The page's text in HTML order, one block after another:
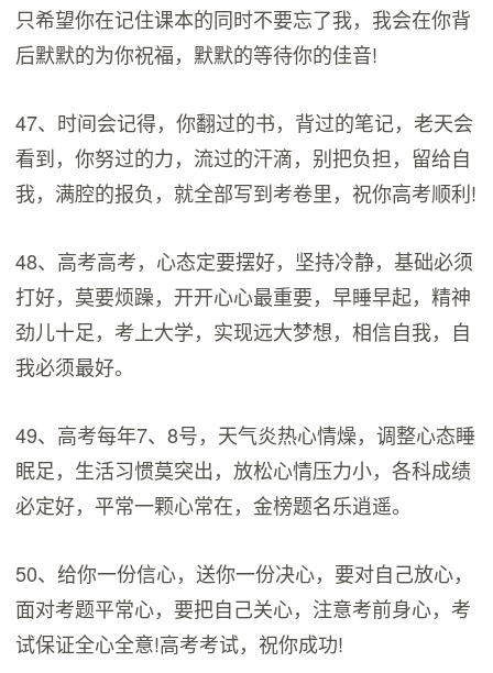
只希望你在记住课本的同时不要忘了我，我会在你背
后默默的为你祝福，默默的等待你的佳音!
47、时间会记得，你翻过的书，背过的笔记，老天会
看到，你努过的力，流过的汗滴，别把负担，留给自
我，满腔的报负，就全部写到考卷里，祝你高考顺利!
48、高考高考，心态定要摆好，坚持冷静，基础必须
打好，莫要烦躁，开开心心最重要，早睡早起，精神
劲儿十足，考上大学，实现远大梦想，相信自我，自
我必须最好。
49、高考每年7、8号，天气炎热心情燥，调整心态睡
眠足，生活习惯莫突出，放松心情压力小，各科成绩
必定好，平常一颗心常在，金榜题名乐逍遥。
50、给你一份信心，送你一份决心，要对自己放心，
面对考题平常心，要把自己关心，注意考前身心，考
试保证全心全意!高考考试，祝你成功!